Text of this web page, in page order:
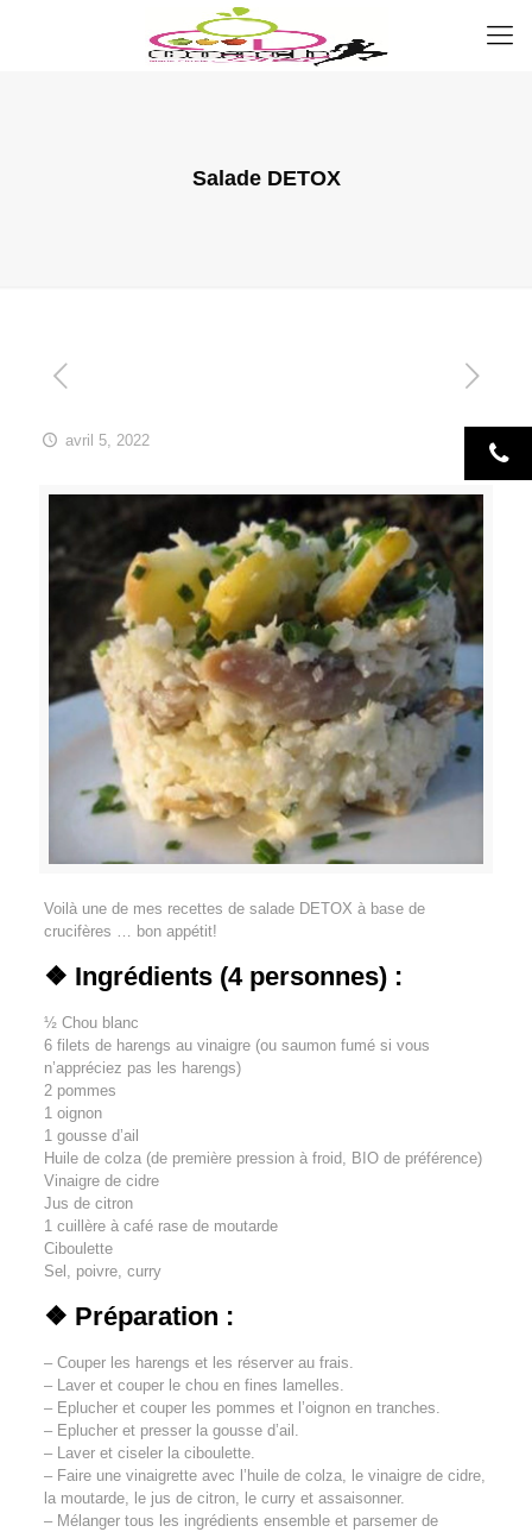
Salade DETOX
avril 5, 2022
Voilà une de mes recettes de salade DETOX à base de
crucifères … bon appétit!
❖ Ingrédients (4 personnes) :
½ Chou blanc
6 filets de harengs au vinaigre (ou saumon fumé si vous
n’appréciez pas les harengs)
2 pommes
1 oignon
1 gousse d’ail
Huile de colza (de première pression à froid, BIO de préférence)
Vinaigre de cidre
Jus de citron
1 cuillère à café rase de moutarde
Ciboulette
Sel, poivre, curry
❖ Préparation :
– Couper les harengs et les réserver au frais.
– Laver et couper le chou en fines lamelles.
– Eplucher et couper les pommes et l’oignon en tranches.
– Eplucher et presser la gousse d’ail.
– Laver et ciseler la ciboulette.
– Faire une vinaigrette avec l’huile de colza, le vinaigre de cidre,
la moutarde, le jus de citron, le curry et assaisonner.
– Mélanger tous les ingrédients ensemble et parsemer de